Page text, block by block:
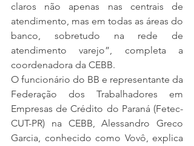
claros não apenas nas centrais de
atendimento, mas em todas as áreas do
banco, sobretudo na rede de
atendimento varejo”, completa a
coordenadora da CEBB.
O funcionário do BB e representante da
Federação dos Trabalhadores em
Empresas de Crédito do Paraná (Fetec-
CUT-PR) na CEBB, Alessandro Greco
Garcia, conhecido como Vovô, explica